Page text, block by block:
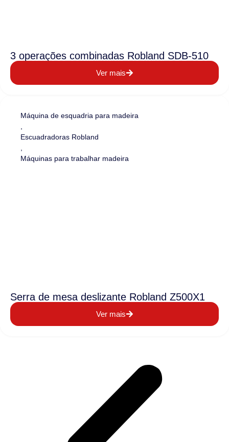
3 operações combinadas Robland SDB-510
Ver mais
Máquina de esquadria para madeira
,
Escuadradoras Robland
,
Máquinas para trabalhar madeira
Serra de mesa deslizante Robland Z500X1
Ver mais